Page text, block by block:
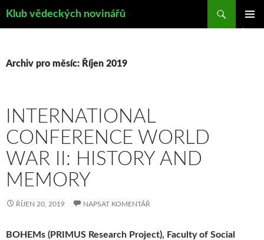
Klub vědeckých novinářů
WEBU
Archiv pro měsíc: Říjen 2019
INTERNATIONAL
CONFERENCE WORLD
WAR II: HISTORY AND
MEMORY
ŘÍJEN 20, 2019 NAPSAT KOMENTÁŘ
BOHEMs (PRIMUS Research Project), Faculty of Social